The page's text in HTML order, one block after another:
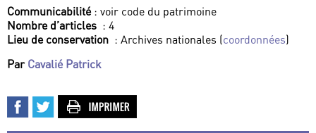
Communicabilité: voir code du patrimoine
Nombre d’articles : 4
Lieu de conservation : Archives nationales (coordonnées)
Par Cavalié Patrick